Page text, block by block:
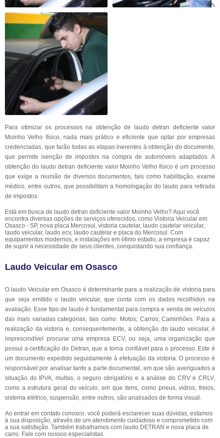
Para otimizar os processos na obtenção de laudo detran deficiente valor
Moinho Velho físico, nada mais prático e eficiente que optar por empresas
credenciadas, que farão todas as etapas inerentes à obtenção do documento,
que permite isenção de impostos na compra de automóveis adaptados. A
obtenção do laudo detran deficiente valor Moinho Velho físico é um processo
que exige a reunião de diversos documentos, tais como habilitação, exame
médico, entre outros, que possibilitam a homologação do laudo para retirada
de impostos.
Está em busca de laudo detran deficiente valor Moinho Velho? Aqui você
encontra diversas opções de serviços oferecidos, como Vistoria Veicular em
Osasco - SP, nova placa Mercosul, vistoria cautelar, laudo cautelar veicular,
laudo veicular, laudo ecv, laudo cautelar e placa do Mercosul. Com
equipamentos modernos, e instalações em ótimo estado, a empresa é capaz
de suprir a necessidade de seus clientes, conquistando sua confiança.
Laudo Veicular em Osasco
O laudo Veicular em Osasco é determinante para a realização de vistoria para
que seja emitido o laudo veicular, que conta com os dados recolhidos na
avaliação. Esse tipo de laudo é fundamental para compra e venda de veículos
das mais variadas categorias, tais como: Motos; Carros; Caminhões. Para a
realização da vistoria e, consequentemente, a obtenção do laudo veicular, é
imprescindível procurar uma empresa ECV, ou seja, uma organização que
possui a certificação do Detran, que a torna confiável para o processo. Este é
um documento expedido seguidamente à efetuação da vistoria. O processo é
responsável por analisar tanto a parte documental, em que são averiguados a
situação do IPVA, multas, o seguro obrigatório e a análise do CRV e CRLV,
como a estrutura geral do veículo, em que itens, como pneus, vidros, freios,
sistema elétrico, suspensão, entre outros, são analisados de forma visual.
Ao entrar em contato conosco, você poderá esclarecer suas dúvidas, estamos
à sua disposição, através de um atendimento cuidadoso e comprometido com
a sua satisfação. Também trabalhamos com laudo DETRAN e nova placa de
carro. Fale com nossos especialistas.